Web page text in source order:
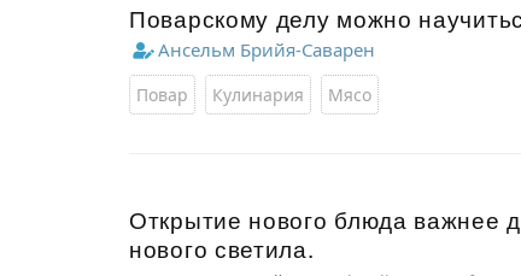
Поварскому делу можно
Ансельм Брийя-Саварен
Повар Кулинария Мясо
Открытие нового блюда важнее
нового светила.